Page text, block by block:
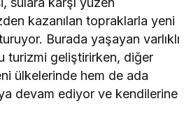
kazanılan topraklarla yeni
Burada yaşayan varlıklı
turizmi geliştirirken, diğer
ülkelerinde hem de ada
devam ediyor ve kendilerine